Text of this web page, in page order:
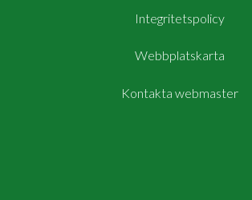
Integritetspolicy
Webbplatskarta
Kontakta webmaster